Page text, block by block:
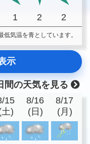
1 2 2
気温を青としています。
示
間の天気を見る
15
土)
8/16
(日)
8/17
(月)